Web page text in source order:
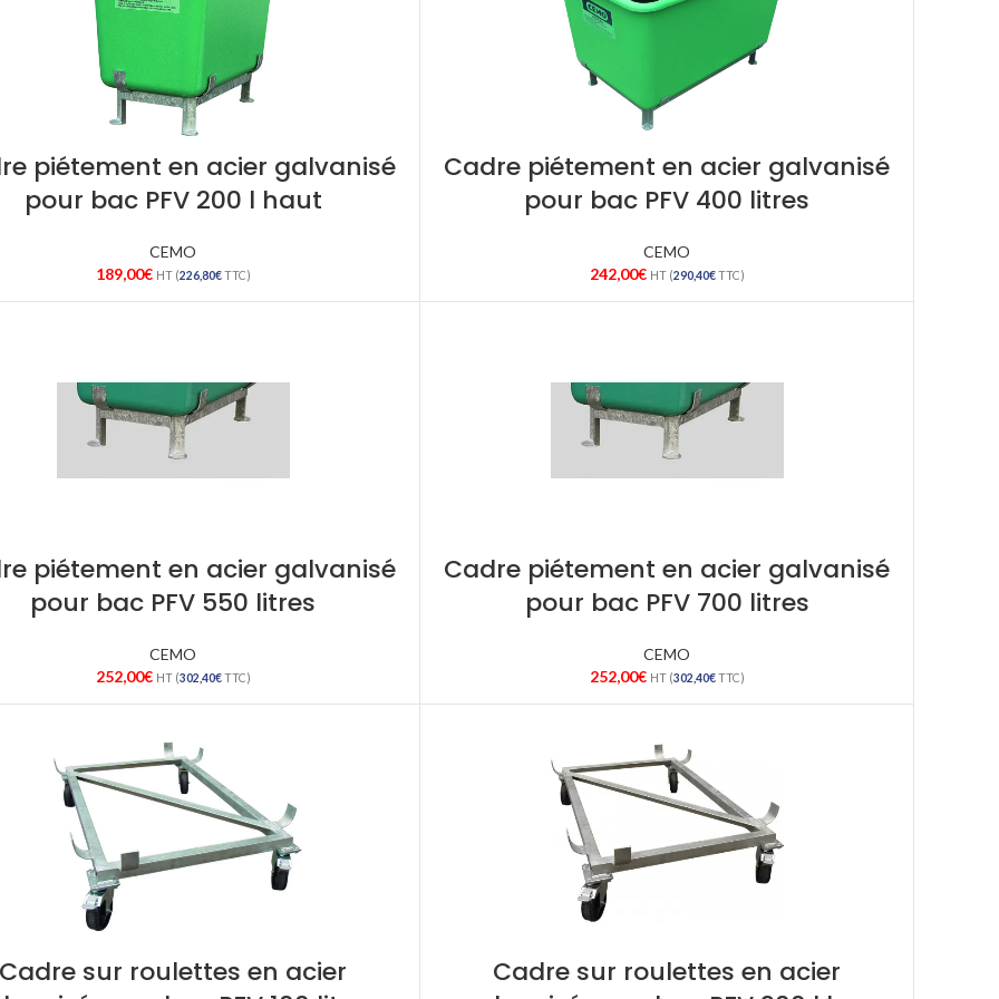
piétement en acier galvanisé
pour bac PFV 200 l haut
CEMO
189,00€ HT (226,80€TTC)
Cadre piétement en acier galvanisé
pour bac PFV 400 litres
CEMO
242,00€ HT (290,40€TTC)
piétement en acier galvanisé
pour bac PFV 550 litres
CEMO
252,00€ HT (302,40€TTC)
Cadre piétement en acier galvanisé
pour bac PFV 700 litres
CEMO
252,00€ HT (302,40€TTC)
Cadre sur roulettes en acier
Cadre sur roulettes en acier